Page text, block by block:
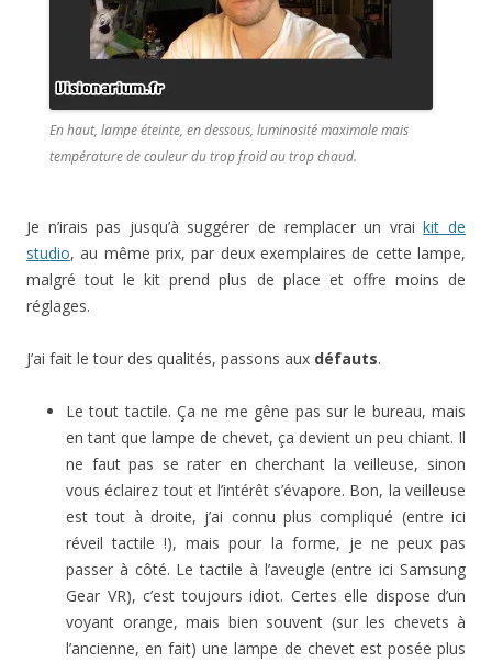
En haut, lampe éteinte, en dessous, luminosité maximale mais
température de couleur du trop froid au trop chaud.
Je n’irais pas jusqu’à suggérer de remplacer un vraikit de
studio, au même prix, par deux exemplaires de cette lampe,
malgré tout le kit prend plus de place et offre moins de
réglages.
J’ai fait le tour des qualités, passons aux défauts.
Le tout tactile. Ça ne me gêne pas sur le bureau, mais
en tant que lampe de chevet, ça devient un peu chiant. Il
ne faut pas se rater en cherchant la veilleuse, sinon
vous éclairez tout et l’intérêt s’évapore. Bon, la veilleuse
est tout à droite, j’ai connu plus compliqué (entre ici
réveil tactile !), mais pour la forme, je ne peux pas
passer à côté. Le tactile à l’aveugle (entre ici Samsung
Gear VR), c’est toujours idiot. Certes elle dispose d’un
voyant orange, mais bien souvent (sur les chevets à
l’ancienne, en fait) une lampe de chevet est posée plus